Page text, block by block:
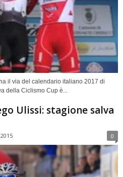
il via del calendario italiano 2017 di
della Ciclismo Cup è...
Ulissi: stagione salva
0